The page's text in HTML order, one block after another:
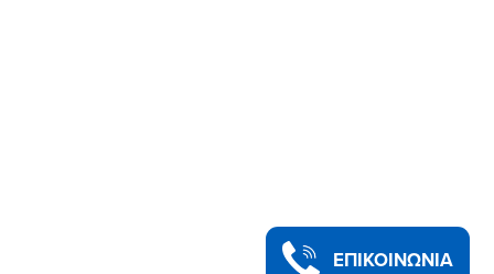
ΠΡΟΕΙΔΟΠΟΙΗΣΗ: ΚΙΝΔΥΝΟΣ ΠΝΙΓΜΟΥ – Περιέχει μικρά
κομμάτια. Ακατάλληλο για παιδιά κάτω των 3 ετών.ΕΠΙΚΟΙΝΩΝΙΑ